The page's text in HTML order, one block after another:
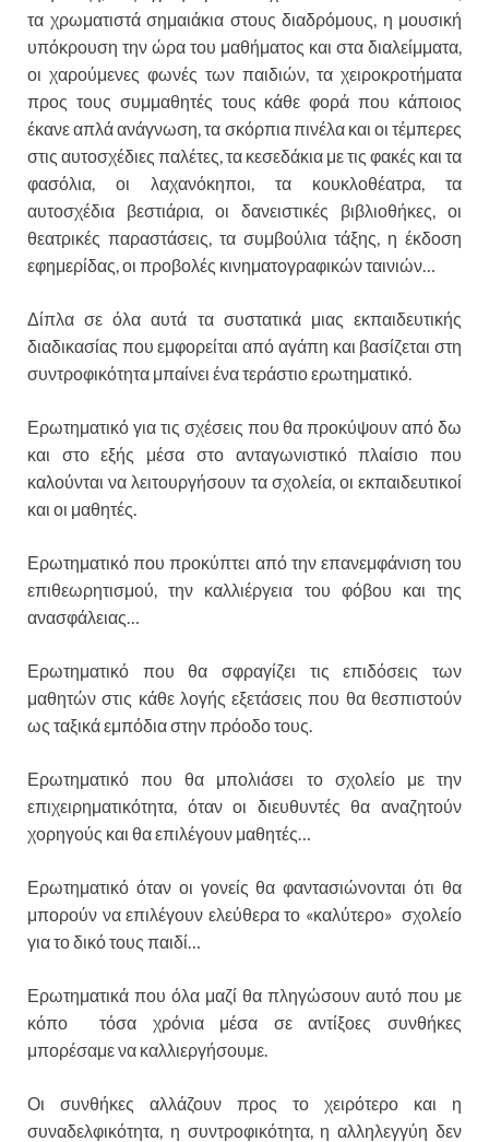
τα χρωματιστά σημαιάκια στους διαδρόμους, η μουσική
υπόκρουση την ώρα του μαθήματος και στα διαλείμματα,
οι χαρούμενες φωνές των παιδιών, τα χειροκροτήματα
προς τους συμμαθητές τους κάθε φορά που κάποιος
έκανε απλά ανάγνωση, τα σκόρπια πινέλα και οι τέμπερες
στις αυτοσχέδιες παλέτες, τα κεσεδάκια με τις φακές και τα
φασόλια, οι λαχανόκηποι, τα κουκλοθέατρα, τα
αυτοσχέδια βεστιάρια, οι δανειστικές βιβλιοθήκες, οι
θεατρικές παραστάσεις, τα συμβούλια τάξης, η έκδοση
εφημερίδας, οι προβολές κινηματογραφικών ταινιών…
Δίπλα σε όλα αυτά τα συστατικά μιας εκπαιδευτικής
διαδικασίας που εμφορείται από αγάπη και βασίζεται στη
συντροφικότητα μπαίνει ένα τεράστιο ερωτηματικό.
Ερωτηματικό για τις σχέσεις που θα προκύψουν από δω
και στο εξής μέσα στο ανταγωνιστικό πλαίσιο που
καλούνται να λειτουργήσουν τα σχολεία, οι εκπαιδευτικοί
και οι μαθητές.
Ερωτηματικό που προκύπτει από την επανεμφάνιση του
επιθεωρητισμού, την καλλιέργεια του φόβου και της
ανασφάλειας…
Ερωτηματικό που θα σφραγίζει τις επιδόσεις των
μαθητών στις κάθε λογής εξετάσεις που θα θεσπιστούν
ως ταξικά εμπόδια στην πρόοδο τους.
Ερωτηματικό που θα μπολιάσει το σχολείο με την
επιχειρηματικότητα, όταν οι διευθυντές θα αναζητούν
χορηγούς και θα επιλέγουν μαθητές…
Ερωτηματικό όταν οι γονείς θα φαντασιώνονται ότι θα
μπορούν να επιλέγουν ελεύθερα το «καλύτερο» σχολείο
για το δικό τους παιδί…
Ερωτηματικά που όλα μαζί θα πληγώσουν αυτό που με
κόπο τόσα χρόνια μέσα σε αντίξοες συνθήκες
μπορέσαμε να καλλιεργήσουμε.
Οι συνθήκες αλλάζουν προς το χειρότερο και η
συναδελφικότητα, η συντροφικότητα, η αλληλεγγύη δεν